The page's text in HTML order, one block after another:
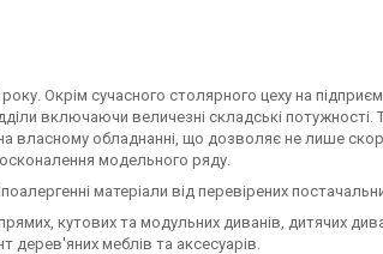
Окрім сучасного столярного цеху на
включаючи величезні складські потужності.
власному обладнанні, що дозволяє не лише
модельного ряду.
матеріали від перевірених
кутових та модульних диванів, дитячих
дерев'яних меблів та аксесуарів.